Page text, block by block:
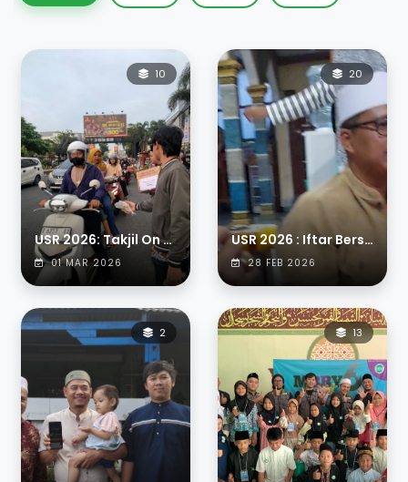
10
USR 2026: Takjil On The Road
01 MAR 2026
20
USR 2026 : Iftar Bersama Santri
28 FEB 2026
2 13